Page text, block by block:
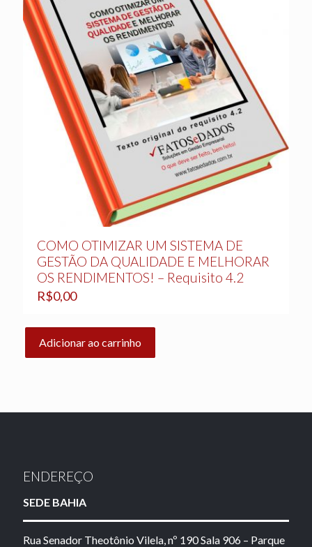
COMO OTIMIZAR UM SISTEMA DE
GESTÃO DA QUALIDADE E MELHORAR
OS RENDIMENTOS! – Requisito 4.2
R$0,00
Adicionar ao carrinho
ENDEREÇO
SEDE BAHIA
Rua Senador Theotônio Vilela, nº 190 Sala 906 – Parque